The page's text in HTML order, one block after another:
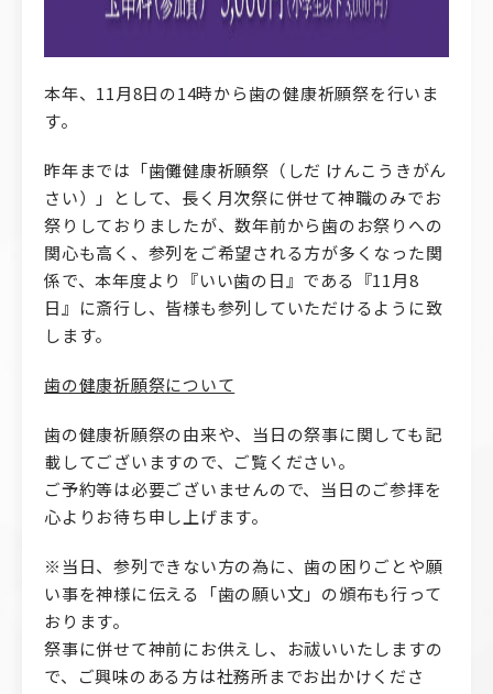
本年、11月8日の14時から歯の健康祈願祭を行いま
す。
昨年までは「歯儺健康祈願祭（しだ けんこうきがん
さい）」として、長く月次祭に併せて神職のみでお
祭りしておりましたが、数年前から歯のお祭りへの
関心も高く、参列をご希望される方が多くなった関
係で、本年度より『いい歯の日』である『11月8
日』に斎行し、皆様も参列していただけるように致
します。
歯の健康祈願祭について
歯の健康祈願祭の由来や、当日の祭事に関しても記
載してございますので、ご覧ください。
ご予約等は必要ございませんので、当日のご参拝を
心よりお待ち申し上げます。
※当日、参列できない方の為に、歯の困りごとや願
い事を神様に伝える「歯の願い文」の頒布も行って
おります。
祭事に併せて神前にお供えし、お祓いいたしますの
で、ご興味のある方は社務所までお出かけくださ